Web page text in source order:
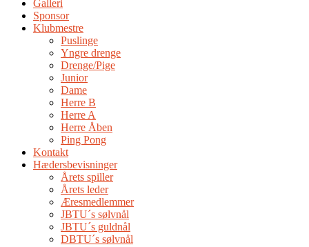
Galleri
Sponsor
Klubmestre
Puslinge
Yngre drenge
Drenge/Pige
Junior
Dame
Herre B
Herre A
Herre Åben
Ping Pong
Kontakt
Hædersbevisninger
Årets spiller
Årets leder
Æresmedlemmer
JBTU´s sølvnål
JBTU´s guldnål
DBTU´s sølvnål